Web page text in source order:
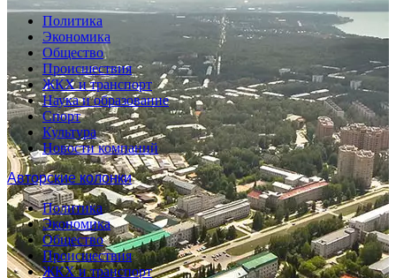
Политика
Экономика
Общество
Происшествия
ЖКХ и транспорт
Наука и образование
Спорт
Культура
Новости компаний
Авторские колонки
Политика
Экономика
Общество
Происшествия
ЖКХ и транспорт